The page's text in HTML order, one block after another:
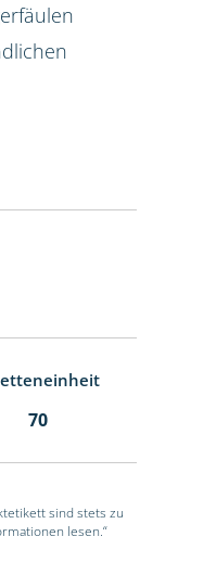
70
sind stets zu
lesen.“